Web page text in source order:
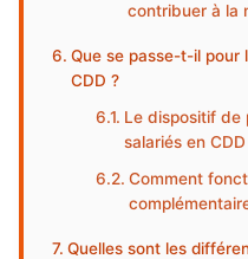
contribuer à la
Que se passe-t-il pour
CDD ?
Le dispositif de
salariés en CDD
Comment
Quelles sont les